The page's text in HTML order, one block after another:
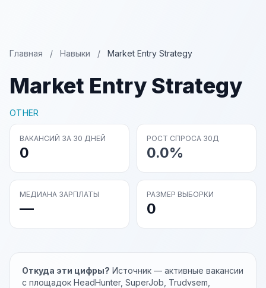
Главная / Навыки / Market Entry Strategy
Market Entry Strategy
OTHER
ВАКАНСИЙ ЗА 30 ДНЕЙ
0
РОСТ СПРОСА 30Д
0.0%
МЕДИАНА ЗАРПЛАТЫ
—
РАЗМЕР ВЫБОРКИ
0
Откуда эти цифры? Источник — активные вакансии
с площадок HeadHunter, SuperJob, Trudvsem,